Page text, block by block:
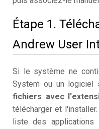
Étape 1.
Andrew User
Si le système ne
System ou un logiciel
fichiers avec
télécharger et
liste des applications